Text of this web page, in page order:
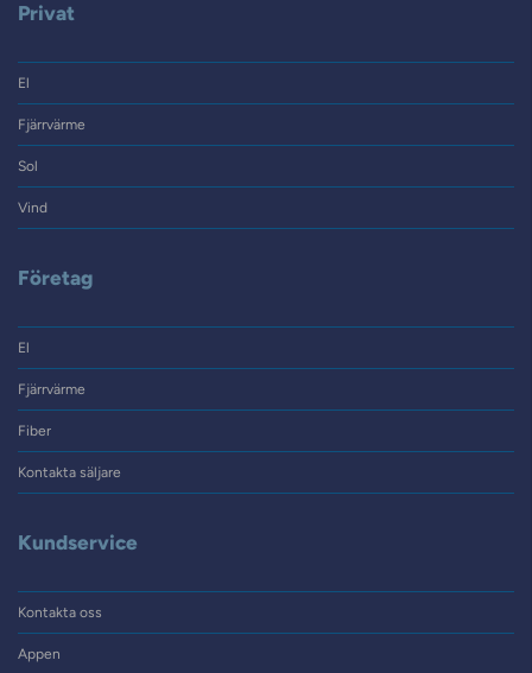
Privat
El
Fjärrvärme
Sol
Vind
Företag
El
Fjärrvärme
Fiber
Kontakta säljare
Kundservice
Kontakta oss
Appen